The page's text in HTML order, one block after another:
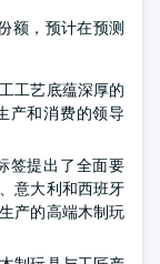
额，预计在预测
工艺底蕴深厚的
产和消费的领导
签提出了全面要
意大利和西班牙
产的高端木制玩